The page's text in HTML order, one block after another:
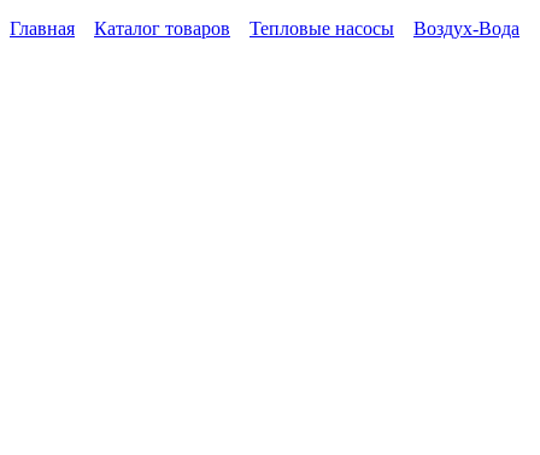
Главная
Каталог товаров Тепловые насосы Воздух-Вода